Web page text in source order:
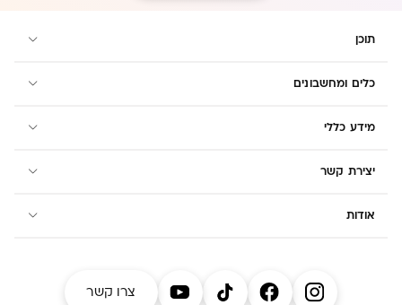
תוכן
כלים ומחשבונים
מידע כללי
יצירת קשר
אודות
צרו קשר